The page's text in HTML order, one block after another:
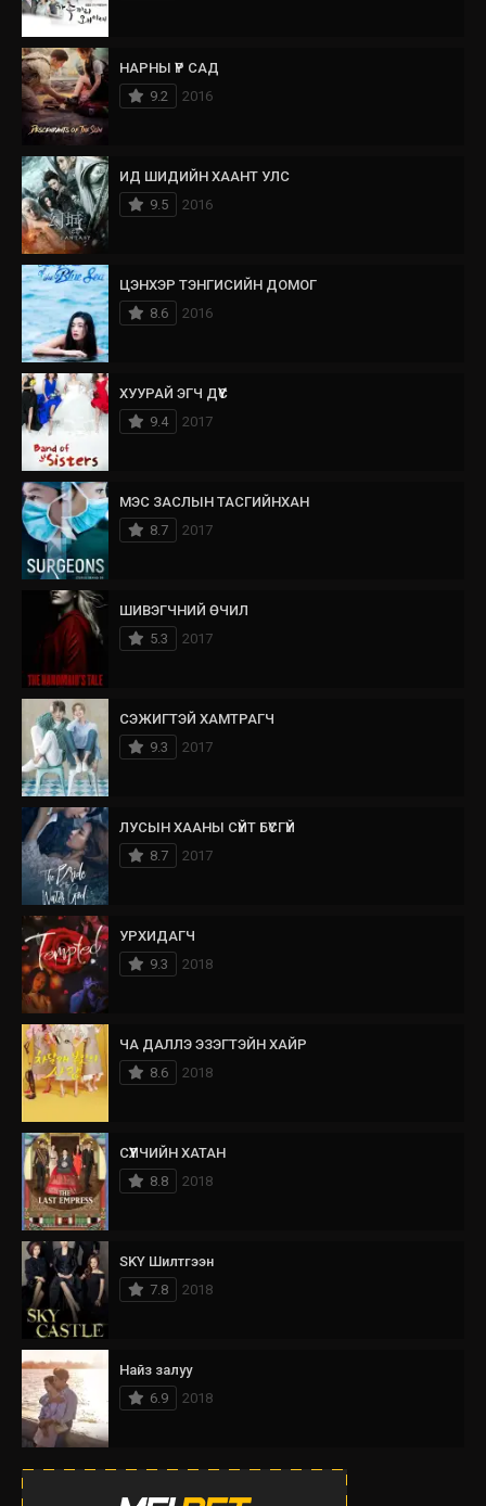
НАРНЫ ҮР САД
9.2
2016
ИД ШИДИЙН ХААНТ УЛС
9.5
2016
ЦЭНХЭР ТЭНГИСИЙН ДОМОГ
8.6
2016
ХУУРАЙ ЭГЧ ДҮҮС
9.4
2017
МЭС ЗАСЛЫН ТАСГИЙНХАН
8.7
2017
ШИВЭГЧНИЙ ӨЧИЛ
5.3
2017
СЭЖИГТЭЙ ХАМТРАГЧ
9.3
2017
ЛУСЫН ХААНЫ СҮЙТ БҮСГҮЙ
8.7
2017
УРХИДАГЧ
9.3
2018
ЧА ДАЛЛЭ ЭЗЭГТЭЙН ХАЙР
8.6
2018
СҮҮЛЧИЙН ХАТАН
8.8
2018
SKY Шилтгээн
7.8
2018
Найз залуу
6.9
2018